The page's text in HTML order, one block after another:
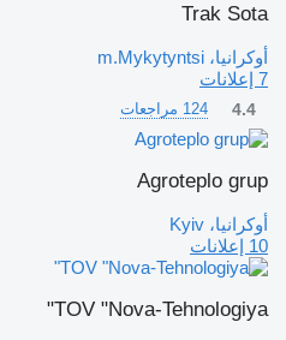
Trak Sota
أوكرانيا، m.Mykytyntsi
7 إعلانات
4.4 124 مراجعات
Agroteplo grup
أوكرانيا، Kyiv
10 إعلانات
TOV "Nova-Tehnologiya"